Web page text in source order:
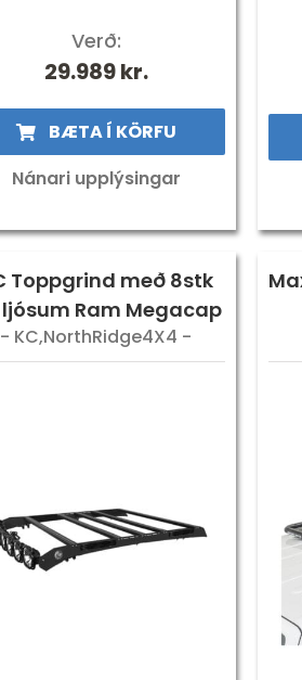
Verð:
29.989kr.
BÆTA Í KÖRFU
Nánari upplýsingar
Toppgrind með 8stk
ljósum Ram Megacap
- KC,NorthRidge4X4 -